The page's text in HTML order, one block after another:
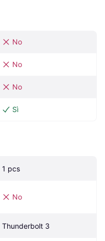
No
No
No
Sì
1 pcs
No
Thunderbolt 3